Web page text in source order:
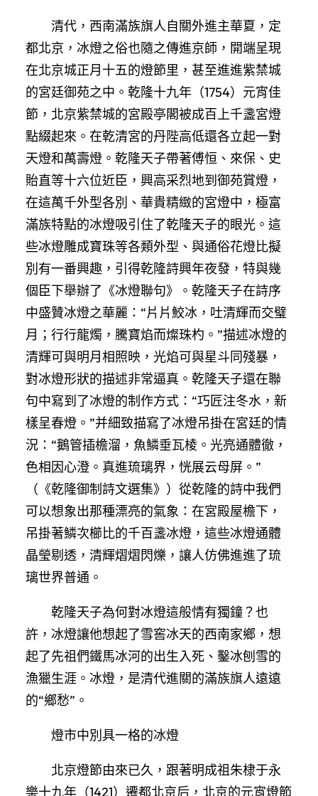
清代，西南滿族旗人自關外進主華夏，定
都北京，冰燈之俗也隨之傳進京師，開端呈現
在北京城正月十五的燈節里，甚至進進紫禁城
的宮廷御苑之中。乾隆十九年（1754）元宵佳
節，北京紫禁城的宮殿亭閣被成百上千盞宮燈
點綴起來。在乾清宮的丹陛高低還各立起一對
天燈和萬壽燈。乾隆天子帶著傅恒、來保、史
貽直等十六位近臣，興高采烈地到御苑賞燈，
在這萬千外型各別、華貴精緻的宮燈中，極富
滿族特點的冰燈吸引住了乾隆天子的眼光。這
些冰燈雕成寶珠等各類外型、與通俗花燈比擬
別有一番興趣，引得乾隆詩興年夜發，特與幾
個臣下舉辦了《冰燈聯句》。乾隆天子在詩序
中盛贊冰燈之華麗：“片片鮫冰，吐清輝而交璧
月；行行龍燭，騰寶焰而燦珠杓。”描述冰燈的
清輝可與明月相照映，光焰可與星斗同殘暴，
對冰燈形狀的描述非常逼真。乾隆天子還在聯
句中寫到了冰燈的制作方式：“巧匠注冬水，新
樣呈春燈。”并細致描寫了冰燈吊掛在宮廷的情
況：“鵝管插檐溜，魚鱗垂瓦棱。光亮通體徹，
色相因心澄。真進琉璃界，恍展云母屏。”
（《乾隆御制詩文選集》）從乾隆的詩中我們
可以想象出那種漂亮的氣象：在宮殿屋檐下，
吊掛著鱗次櫛比的千百盞冰燈，這些冰燈通體
晶瑩剔透，清輝熠熠閃爍，讓人仿佛進進了琉
璃世界普通。
乾隆天子為何對冰燈這般情有獨鐘？也
許，冰燈讓他想起了雪窖冰天的西南家鄉，想
起了先祖們鐵馬冰河的出生入死、鑿冰刨雪的
漁獵生涯。冰燈，是清代進關的滿族旗人遠遠
的“鄉愁”。
燈市中別具一格的冰燈
北京燈節由來已久，跟著明成祖朱棣于永
樂十九年（1421）遷都北京后，北京的元宵燈節